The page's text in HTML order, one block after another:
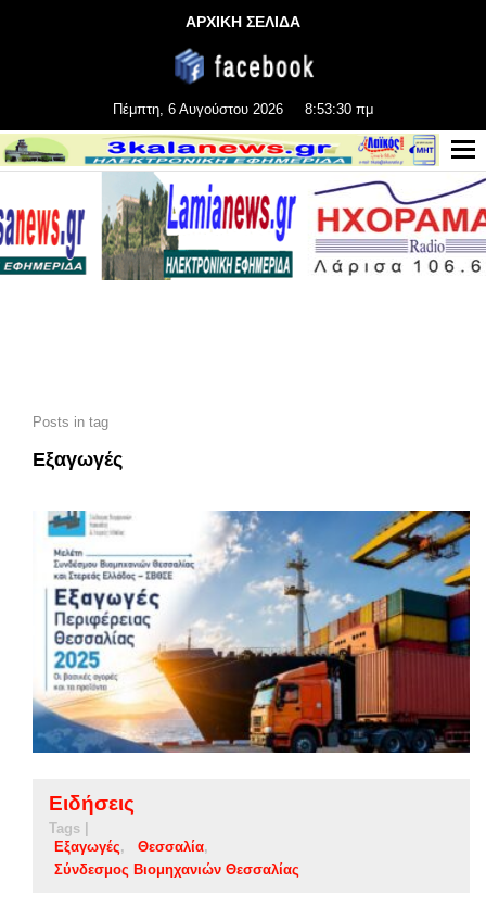
ΑΡΧΙΚΗ ΣΕΛΙΔΑ
Πέμπτη, 6 Αυγούστου 2026 8:53:31 πμ
Posts in tag
Εξαγωγές
Ειδήσεις
Tags |
Εξαγωγές
Θεσσαλία
Σύνδεσμος Βιομηχανιών Θεσσαλίας